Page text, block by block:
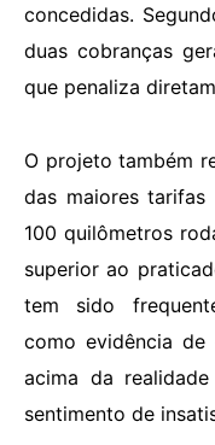
concedidas.
duas cobranças
que penaliza
O projeto também
das maiores
100 quilômetros
superior ao
tem sido
como evidência
acima da
sentimento de